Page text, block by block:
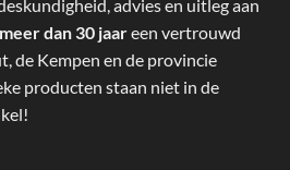
advies en uitleg aan
dan 30 jaareen vertrouwd
de Kempen en de provincie
producten staan niet in de